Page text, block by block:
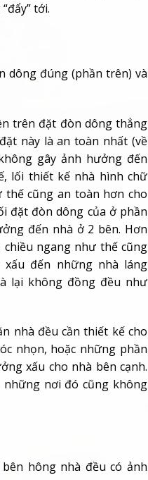
“đẩy” tới.
dông đúng (phần trên) và
trên đặt đòn dông thẳng
này là an toàn nhất (về
gây ảnh hưởng đến
lối thiết kế nhà hình chữ
cũng an toàn hơn cho
đặt đòn dông của ở phần
đến nhà ở 2 bên. Hơn
ngang như thế cũng
đến những nhà láng
lại không đồng đều như
nhà đều cần thiết kế cho
nhọn, hoặc những phần
xấu cho nhà bên cạnh.
những nơi đó cũng không
hông nhà đều có ảnh